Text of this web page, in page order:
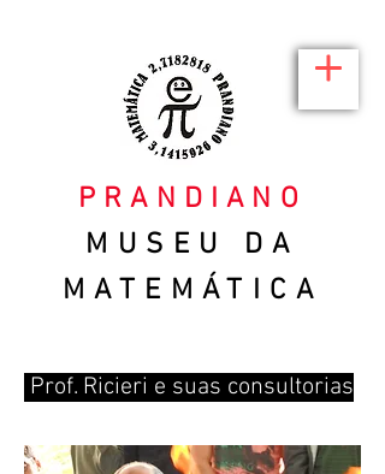
PRANDIANO
MUSEU DA
MATEMÁTICA
Prof. Ricieri e suas consultorias